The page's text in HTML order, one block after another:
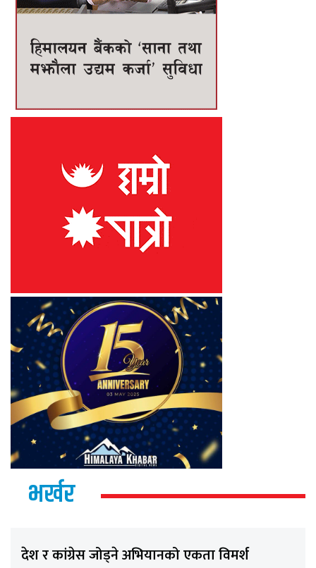
भर्खर
देश र कांग्रेस जोड्ने अभियानको एकता विमर्श